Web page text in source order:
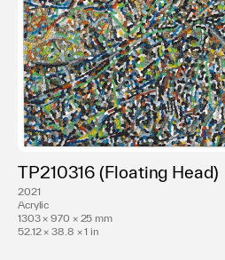
GALLERY & SHOP VOU/棒 京都
2018 ｢RE: Focus vol. 3｣ |
GALLERY
2017 江之子島芸術の日々
立江之子島文化
芸術創造センター
MARK STUDIO 大阪
阪
2015 ｢満ちる欠ける｣ |
ART15 | Olympia
2021
Acrylic
1303 × 970 × 25 mm
52.12 × 38.8 × 1 in
TP210316 (Floating Head)